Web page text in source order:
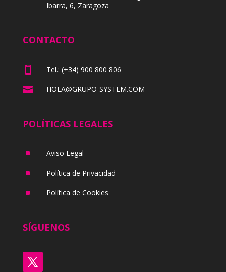
Ibarra, 6, Zaragoza
CONTACTO
 Tel.: (+34) 900 800 806
 HOLA@GRUPO-SYSTEM.COM
POLÍTICAS LEGALES
^ Aviso Legal
^ Política de Privacidad
^ Política de Cookies
SÍGUENOS